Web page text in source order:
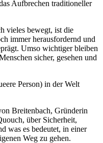
Aufbrechen traditioneller
vieles bewegt, ist die
immer herausfordernd und
Umso wichtiger bleiben
sicher, gesehen und
Person) in der Welt
Breitenbach, Gründerin
über Sicherheit,
was es bedeutet, in einer
Weg zu gehen.